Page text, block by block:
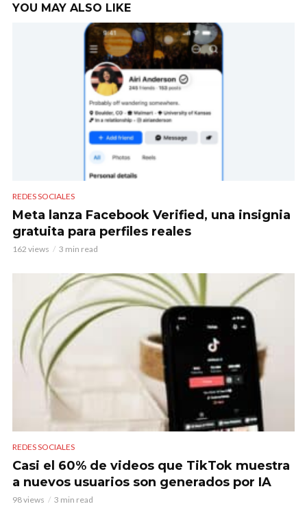
YOU MAY ALSO LIKE
REDES SOCIALES
Meta lanza Facebook Verified, una insignia
gratuita para perfiles reales
162 views 3 min read
REDES SOCIALES
Casi el 60% de videos que TikTok muestra
a nuevos usuarios son generados por IA
98 views 3 min read